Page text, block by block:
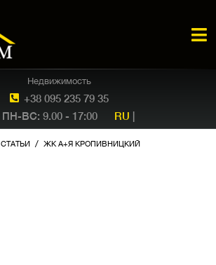
+38 095 235 79 35
Недвижимость
ПН-ВС: 9.00 - 17:00 RU |
СТАТЬИ / ЖК А+Я КРОПИВНИЦКИЙ